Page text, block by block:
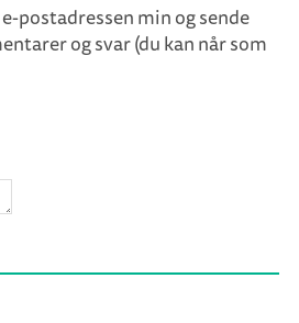
postadressen min og sende
og svar (du kan når som